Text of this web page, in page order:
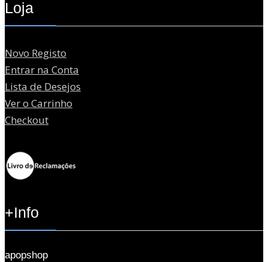
Loja
Novo Registo
Entrar na Conta
Lista de Desejos
Ver o Carrinho
Checkout
+Info
apopshop